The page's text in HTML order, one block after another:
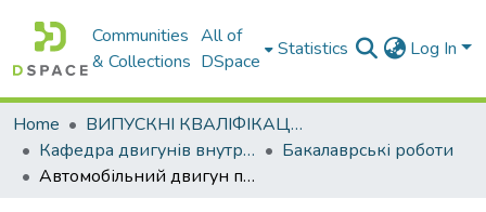
Communities
& Collections
All of
DSpace
Statistics Log In
Home
ВИПУСКНІ КВАЛІФІКАЦІЙНІ РОБОТИ
Кафедра двигунів внутрішнього згоряння
Бакалаврські роботи
Автомобільний двигун потужністю 15 кВт на базі двигуна 1Д 8,2/8,7. Частина 1. Застосування гібридної силової установки на легковому автомобілі